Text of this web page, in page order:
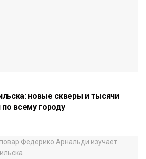
новые скверы и тысячи
по всему городу